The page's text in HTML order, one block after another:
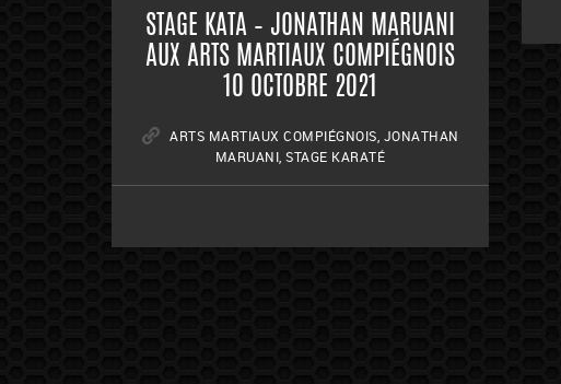
STAGE KATA – JONATHAN MARUANI
AUX ARTS MARTIAUX COMPIÉGNOIS
10 OCTOBRE 2021
ARTS MARTIAUX COMPIÉGNOIS JONATHAN
MARUANI ,STAGE KARATÉ